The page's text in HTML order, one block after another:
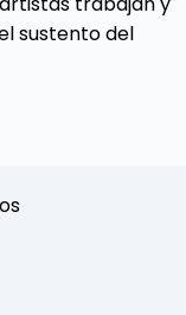
sustento del